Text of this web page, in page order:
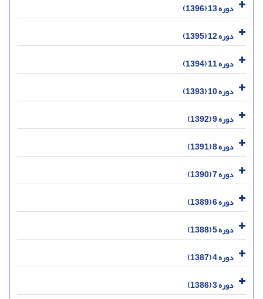
دوره 13 (1396)
دوره 12 (1395)
دوره 11 (1394)
دوره 10 (1393)
دوره 9 (1392)
دوره 8 (1391)
دوره 7 (1390)
دوره 6 (1389)
دوره 5 (1388)
دوره 4 (1387)
دوره 3 (1386)